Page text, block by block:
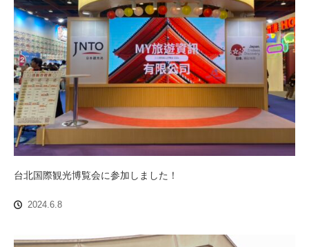
台北国際観光博覧会に参加しました！
2024.6.8